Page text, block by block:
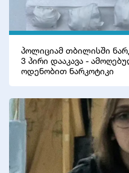
პოლიციამ თბილისში
3 პირი დააკავა -
ოდენობით ნარკოტიკი